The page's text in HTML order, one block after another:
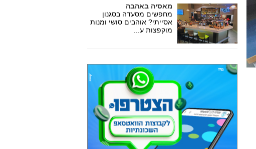
מאסיה באהבה
מחפשים מסעדה בסגנון
אסייתי? אוהבים סושי ומנות
מוקפצות ע...